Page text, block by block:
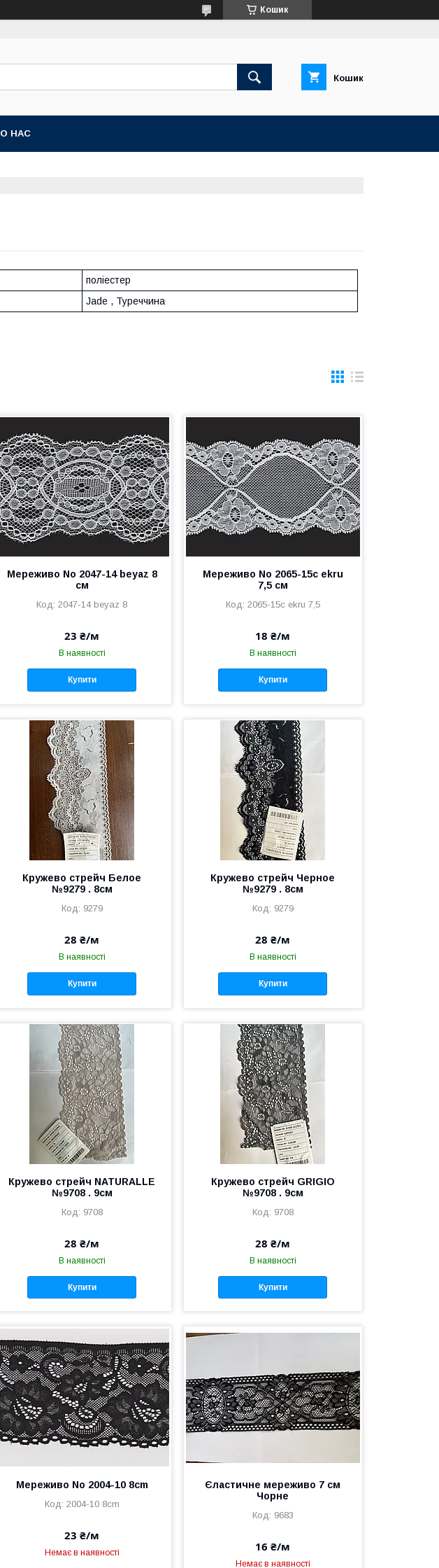
Кошик
Кошик
О НАС
поліестер
Jade , Туреччина
Мереживо No 2047-14 beyaz 8
см
2047-14 beyaz 8
23 ₴/м
В наявності
Купити
Мереживо No 2065-15c ekru
7,5 см
2065-15c ekru 7,5
18 ₴/м
В наявності
Купити
Кружево стрейч Белое
№9279 . 8см
9279
28 ₴/м
В наявності
Купити
Кружево стрейч Черное
№9279 . 8см
9279
28 ₴/м
В наявності
Купити
Кружево стрейч NATURALLE
№9708 . 9см
9708
28 ₴/м
В наявності
Купити
Кружево стрейч GRIGIO
№9708 . 9см
9708
28 ₴/м
В наявності
Купити
Мереживо No 2004-10 8cm
2004-10 8cm
23 ₴/м
Немає в наявності
Єластичне мереживо 7 см
Чорне
9683
16 ₴/м
Немає в наявності